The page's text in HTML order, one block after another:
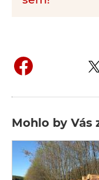
Mohlo by Vás